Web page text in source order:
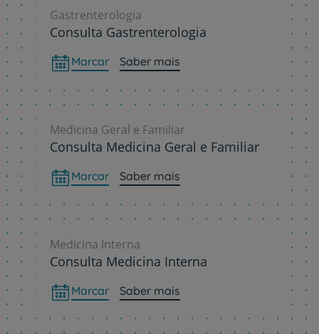
Gastrenterologia
Consulta Gastrenterologia
Marcar Saber mais
Medicina Geral e Familiar
Consulta Medicina Geral e Familiar
Marcar Saber mais
Medicina Interna
Consulta Medicina Interna
Marcar Saber mais